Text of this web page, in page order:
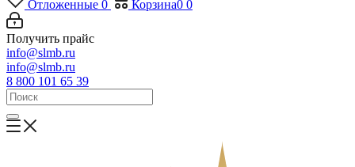
Отложенные 0 Корзина0 0
Получить прайс
info@slmb.ru
info@slmb.ru
8 800 101 65 39